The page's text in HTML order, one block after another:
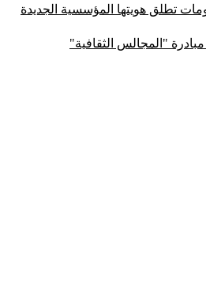
تطلق هويتها المؤسسية الجديدة
"المجالس الثقافية"